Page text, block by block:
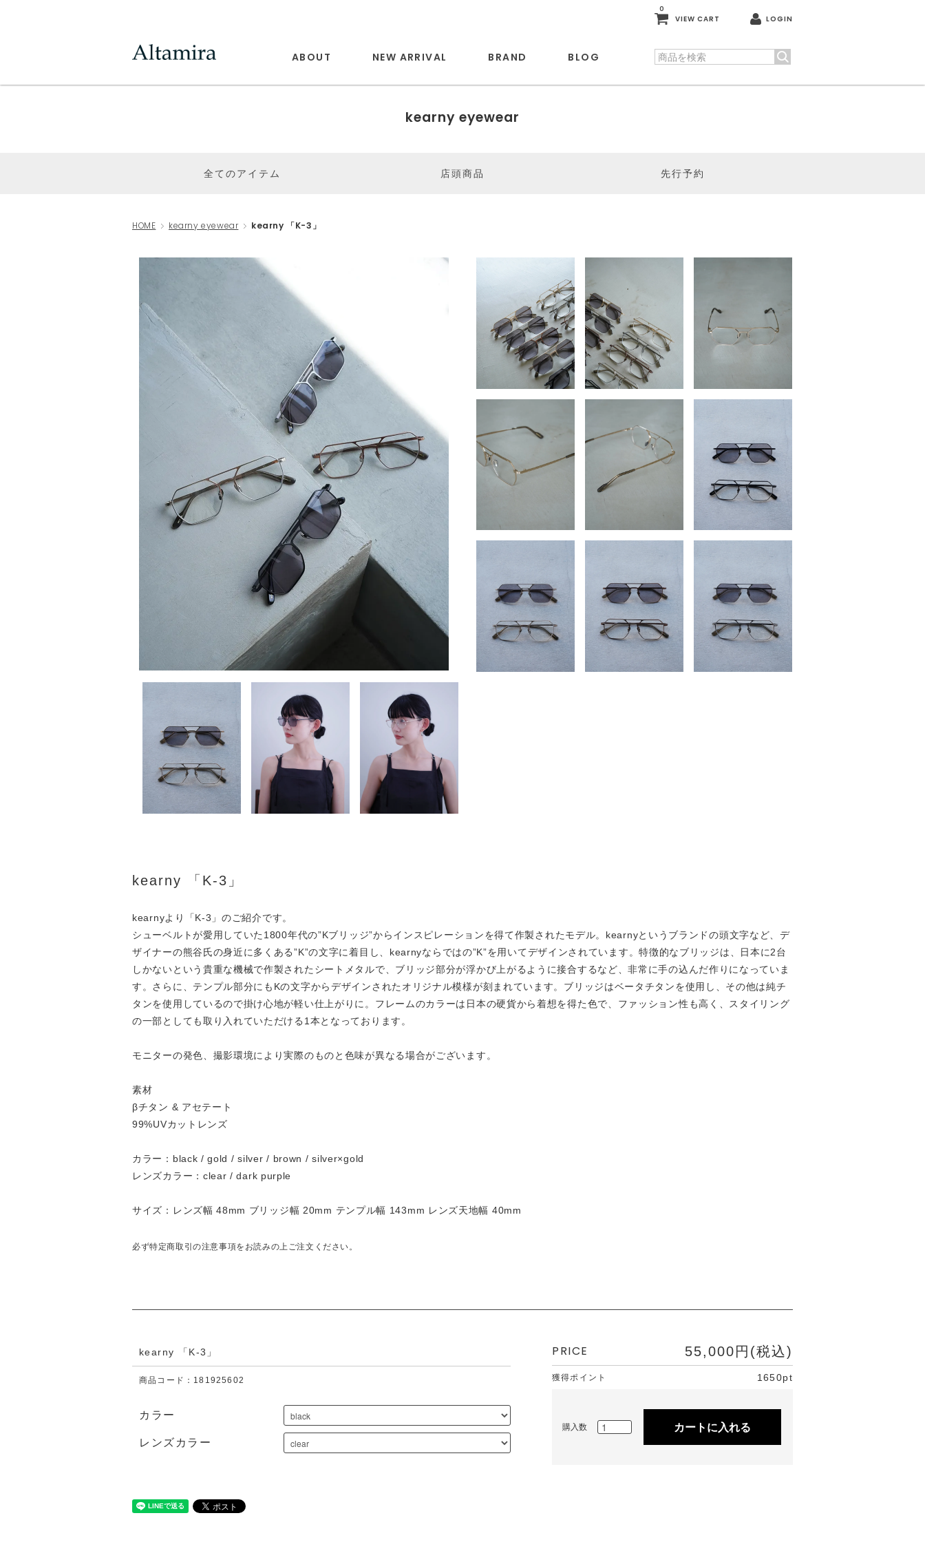
0
VIEW CART LOGIN
ABOUT NEW ARRIVAL BRAND BLOG
kearny eyewear
全てのアイテム 店頭商品 先行予約
HOME kearny eyewear kearny 「K-3」
kearny 「K-3」
kearnyより「K-3」のご紹介です。
シューベルトが愛用していた1800年代の”Kブリッジ”からインスピレーションを得て作製されたモデル。kearnyというブランドの頭文字など、デ
ザイナーの熊谷氏の身近に多くある”K”の文字に着目し、kearnyならではの”K”を用いてデザインされています。特徴的なブリッジは、日本に2台
しかないという貴重な機械で作製されたシートメタルで、ブリッジ部分が浮かび上がるように接合するなど、非常に手の込んだ作りになっていま
す。さらに、テンプル部分にもKの文字からデザインされたオリジナル模様が刻まれています。ブリッジはベータチタンを使用し、その他は純チ
タンを使用しているので掛け心地が軽い仕上がりに。フレームのカラーは日本の硬貨から着想を得た色で、ファッション性も高く、スタイリング
の一部としても取り入れていただける1本となっております。
モニターの発色、撮影環境により実際のものと色味が異なる場合がございます。
素材
βチタン & アセテート
99%UVカットレンズ
カラー：black / gold / silver / brown / silver×gold
レンズカラー：clear / dark purple
サイズ：レンズ幅 48mm ブリッジ幅 20mm テンプル幅 143mm レンズ天地幅 40mm
必ず特定商取引の注意事項をお読みの上ご注文ください。
kearny 「K-3」
商品コード：181925602
カラー
レンズカラー
PRICE 55,000円(税込)
獲得ポイント 1650pt
購入数 カートに入れる